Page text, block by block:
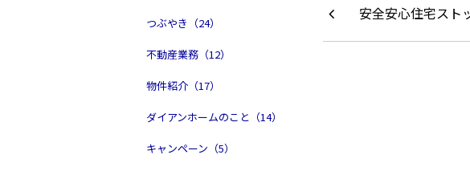
つぶやき（24）
不動産業務（12）
物件紹介（17）
ダイアンホームのこと（14）
キャンペーン（5）
安全安心住宅スト